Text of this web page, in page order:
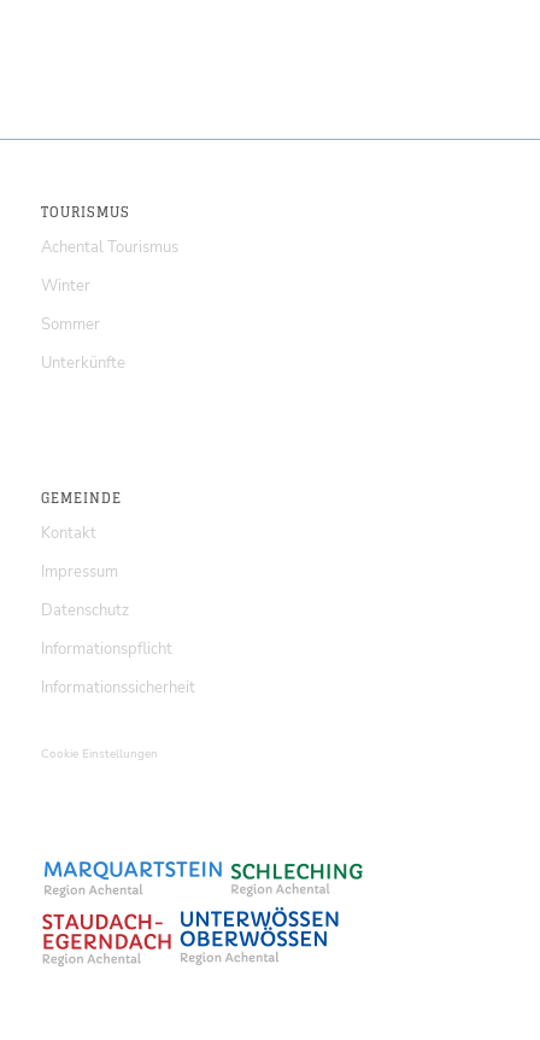
TOURISMUS
Achental Tourismus
Winter
Sommer
Unterkünfte
GEMEINDE
Kontakt
Impressum
Datenschutz
Informationspflicht
Informationssicherheit
Cookie Einstellungen